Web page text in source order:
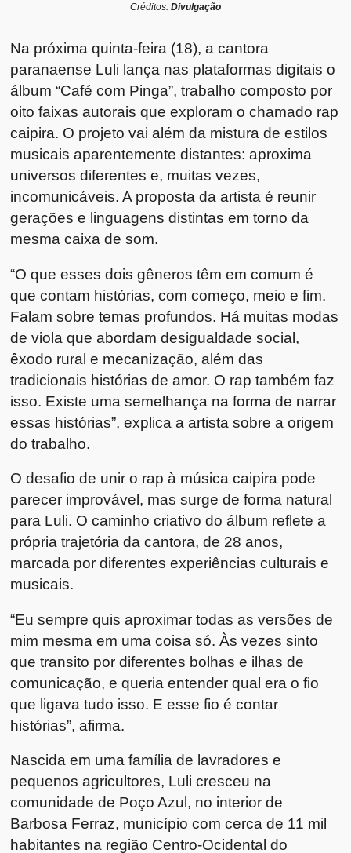
Créditos: Divulgação
Na próxima quinta-feira (18), a cantora
paranaense Luli lança nas plataformas digitais o
álbum “Café com Pinga”, trabalho composto por
oito faixas autorais que exploram o chamado rap
caipira. O projeto vai além da mistura de estilos
musicais aparentemente distantes: aproxima
universos diferentes e, muitas vezes,
incomunicáveis. A proposta da artista é reunir
gerações e linguagens distintas em torno da
mesma caixa de som.
“O que esses dois gêneros têm em comum é
que contam histórias, com começo, meio e fim.
Falam sobre temas profundos. Há muitas modas
de viola que abordam desigualdade social,
êxodo rural e mecanização, além das
tradicionais histórias de amor. O rap também faz
isso. Existe uma semelhança na forma de narrar
essas histórias”, explica a artista sobre a origem
do trabalho.
O desafio de unir o rap à música caipira pode
parecer improvável, mas surge de forma natural
para Luli. O caminho criativo do álbum reflete a
própria trajetória da cantora, de 28 anos,
marcada por diferentes experiências culturais e
musicais.
“Eu sempre quis aproximar todas as versões de
mim mesma em uma coisa só. Às vezes sinto
que transito por diferentes bolhas e ilhas de
comunicação, e queria entender qual era o fio
que ligava tudo isso. E esse fio é contar
histórias”, afirma.
Nascida em uma família de lavradores e
pequenos agricultores, Luli cresceu na
comunidade de Poço Azul, no interior de
Barbosa Ferraz, município com cerca de 11 mil
habitantes na região Centro-Ocidental do